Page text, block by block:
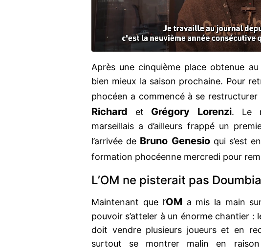
Après une cinquième place obtenue au
bien mieux la saison prochaine. Pour
phocéen a commencé à se
Richard et Grégory Lorenzi. Le
marseillais a d’ailleurs frappé un
l’arrivée de Bruno Genesioqui s’est
formation phocéenne mercredi pour
L’OM ne pisterait pas
Maintenant que l’OM a mis la main
pouvoir s’atteler à un énorme chantier :
doit vendre plusieurs joueurs et en
surtout se montrer malin en